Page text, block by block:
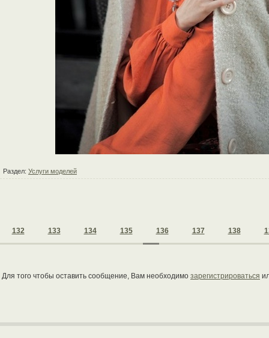
Раздел: Услуги моделей
132 133 134 135 136 137 138
Для того чтобы оставить сообщение, Вам необходимо зарегистрироваться